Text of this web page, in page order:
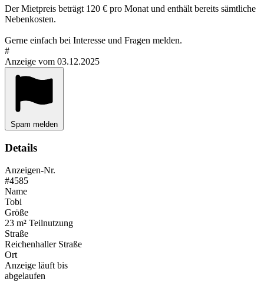
Der Mietpreis beträgt 120 € pro Monat und enthält bereits sämtliche
Nebenkosten.
Gerne einfach bei Interesse und Fragen melden.
#
Anzeige vom 03.12.2025
Spam melden
Details
Anzeigen-Nr.
#4585
Name
Tobi
Größe
23 m² Teilnutzung
Straße
Reichenhaller Straße
Ort
Anzeige läuft bis
abgelaufen